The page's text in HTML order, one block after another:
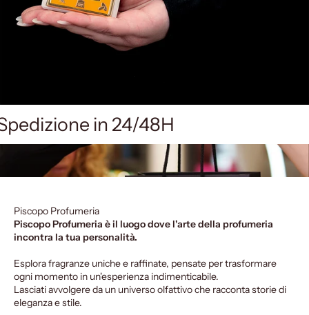
in 24/48H
Piscopo Profumeria
Piscopo Profumeria è il luogo dove l'arte della profumeria
incontra la tua personalità.
Esplora fragranze uniche e raffinate, pensate per trasformare
ogni momento in un'esperienza indimenticabile.
Lasciati avvolgere da un universo olfattivo che racconta storie di
eleganza e stile.